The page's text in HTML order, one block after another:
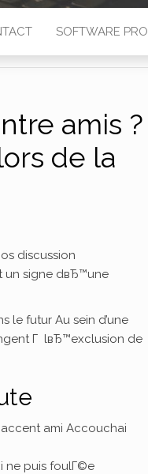
SOFTWARE PRO
amis ?
de la
discussion
un signe dвЂ™une
le futur Au sein d’une
Г lвЂ™exclusion de
ami Accouchai
ne puis foulГ©e